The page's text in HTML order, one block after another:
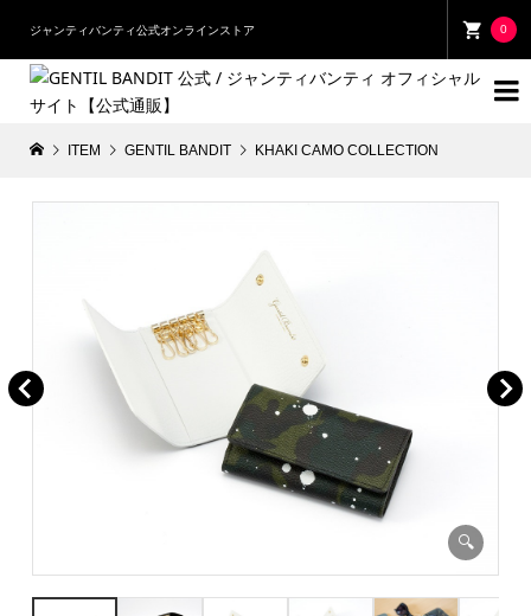
ジャンティバンティ公式オンラインストア 0

ITEM GENTIL BANDIT KHAKI CAMO COLLECTION